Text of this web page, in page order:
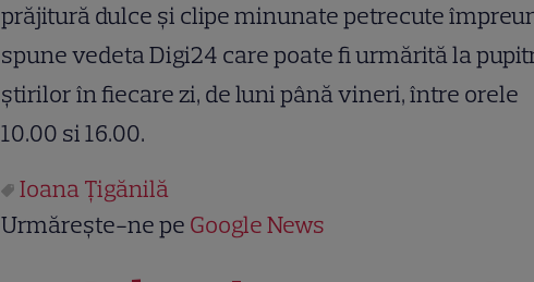
prăjitură dulce și clipe minunate petrecute
spune vedeta Digi24 care poate fi urmărită la
știrilor în fiecare zi, de luni până vineri, între orele
10.00 si 16.00.
Ioana Țigănilă
Urmărește-ne pe Google News